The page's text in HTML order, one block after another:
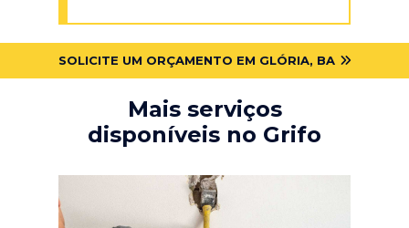
SOLICITE UM ORÇAMENTO EM GLÓRIA, BA
Mais serviços
disponíveis no Grifo